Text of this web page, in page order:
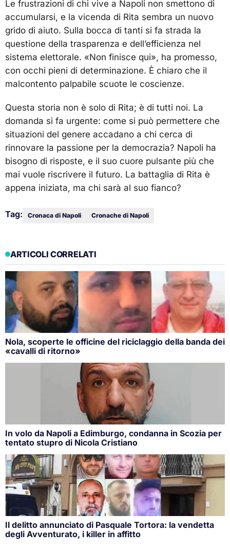
Le frustrazioni di chi vive a Napoli non smettono di
accumularsi, e la vicenda di Rita sembra un nuovo
grido di aiuto. Sulla bocca di tanti si fa strada la
questione della trasparenza e dell’efficienza nel
sistema elettorale. «Non finisce qui», ha promesso,
con occhi pieni di determinazione. È chiaro che il
malcontento palpabile scuote le coscienze.
Questa storia non è solo di Rita; è di tutti noi. La
domanda si fa urgente: come si può permettere che
situazioni del genere accadano a chi cerca di
rinnovare la passione per la democrazia? Napoli ha
bisogno di risposte, e il suo cuore pulsante più che
mai vuole riscrivere il futuro. La battaglia di Rita è
appena iniziata, ma chi sarà al suo fianco?
Tag: Cronaca di Napoli Cronache di Napoli
ARTICOLI CORRELATI
Nola, scoperte le officine del riciclaggio della banda dei
«cavalli di ritorno»
In volo da Napoli a Edimburgo, condanna in Scozia per
tentato stupro di Nicola Cristiano
Il delitto annunciato di Pasquale Tortora: la vendetta
degli Avventurato, i killer in affitto